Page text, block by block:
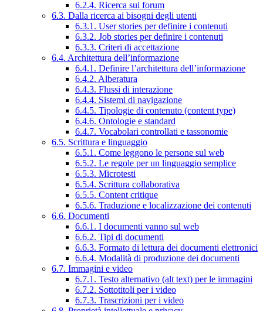
6.2.4. Ricerca sui forum
6.3. Dalla ricerca ai bisogni degli utenti
6.3.1. User stories per definire i contenuti
6.3.2. Job stories per definire i contenuti
6.3.3. Criteri di accettazione
6.4. Architettura dell’informazione
6.4.1. Definire l’architettura dell’informazione
6.4.2. Alberatura
6.4.3. Flussi di interazione
6.4.4. Sistemi di navigazione
6.4.5. Tipologie di contenuto (content type)
6.4.6. Ontologie e standard
6.4.7. Vocabolari controllati e tassonomie
6.5. Scrittura e linguaggio
6.5.1. Come leggono le persone sul web
6.5.2. Le regole per un linguaggio semplice
6.5.3. Microtesti
6.5.4. Scrittura collaborativa
6.5.5. Content critique
6.5.6. Traduzione e localizzazione dei contenuti
6.6. Documenti
6.6.1. I documenti vanno sul web
6.6.2. Tipi di documenti
6.6.3. Formato di lettura dei documenti elettronici
6.6.4. Modalità di produzione dei documenti
6.7. Immagini e video
6.7.1. Testo alternativo (alt text) per le immagini
6.7.2. Sottotitoli per i video
6.7.3. Trascrizioni per i video